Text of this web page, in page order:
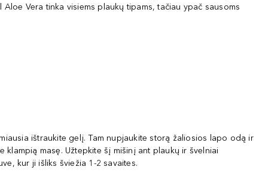
Vera tinka visiems plaukų tipams, tačiau ypač sausoms
ištraukite gelį. Tam nupjaukite storą žaliosios lapo odą ir
masę. Užtepkite šį mišinį ant plaukų ir švelniai
kur ji išliks šviežia 1-2 savaites.